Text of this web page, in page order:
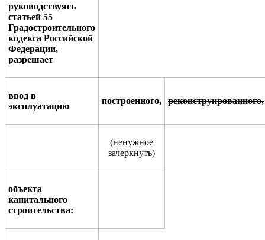
руководствуясь
статьей 55
Градостроительного
кодекса Российской
Федерации,
разрешает
ввод в
эксплуатацию
построенного, реконструированного,
(ненужное
зачеркнуть)
объекта
капитального
строительства: